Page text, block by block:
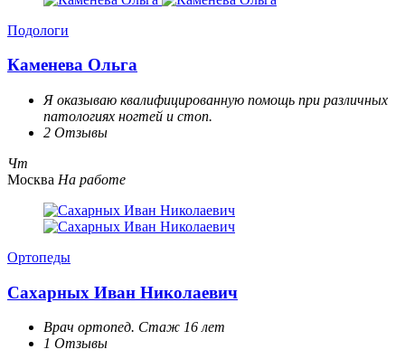
Подологи
Каменева Ольга
Я оказываю квалифицированную помощь при различных
патологиях ногтей и стоп.
2 Отзывы
Чт
Москва На работе
Ортопеды
Сахарных Иван Николаевич
Врач ортопед. Стаж 16 лет
1 Отзывы